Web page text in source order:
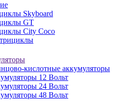
Skyboard
GT
City Coco
кислотные аккумуляторы
12 Вольт
24 Вольт
48 Вольт